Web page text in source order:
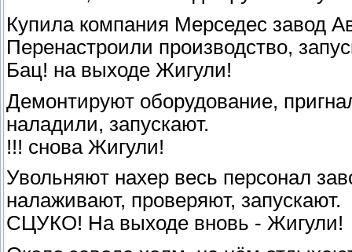
Купила компания Мерседес завод
Перенастроили производство,
Бац! на выходе Жигули!
Демонтируют оборудование,
наладили, запускают.
!!! снова Жигули!
Увольняют нахер весь персонал
налаживают, проверяют, запускают.
СЦУКО! На выходе вновь - Жигули!